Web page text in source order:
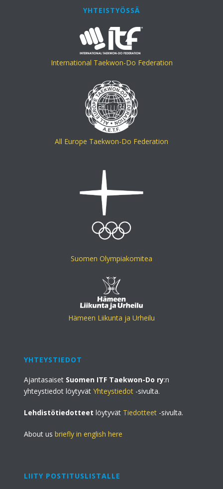
YHTEISTYÖSSÄ
International Taekwon-Do Federation
All Europe Taekwon-Do Federation
Suomen Olympiakomitea
Hämeen Liikunta ja Urheilu
YHTEYSTIEDOT
Ajantasaiset Suomen ITF Taekwon-Do ry:n
yhteystiedot löytyvätYhteystiedot -sivulta.
Lehdistötiedotteet löytyvät Tiedotteet -sivulta.
About usbriefly in english here
LIITY POSTITUSLISTALLE